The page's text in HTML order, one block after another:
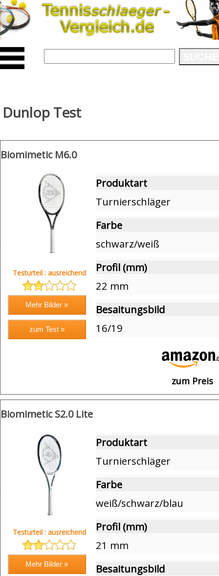
Dunlop Test
Biomimetic M6.0
Testurteil : ausreichend
Produktart
Turnierschläger
Farbe
schwarz/weiß
Profil (mm)
22 mm
Besaitungsbild
16/19
zum Preis
Biomimetic S2.0 Lite
Testurteil : ausreichend
Produktart
Turnierschläger
Farbe
weiß/schwarz/blau
Profil (mm)
21 mm
Besaitungsbild